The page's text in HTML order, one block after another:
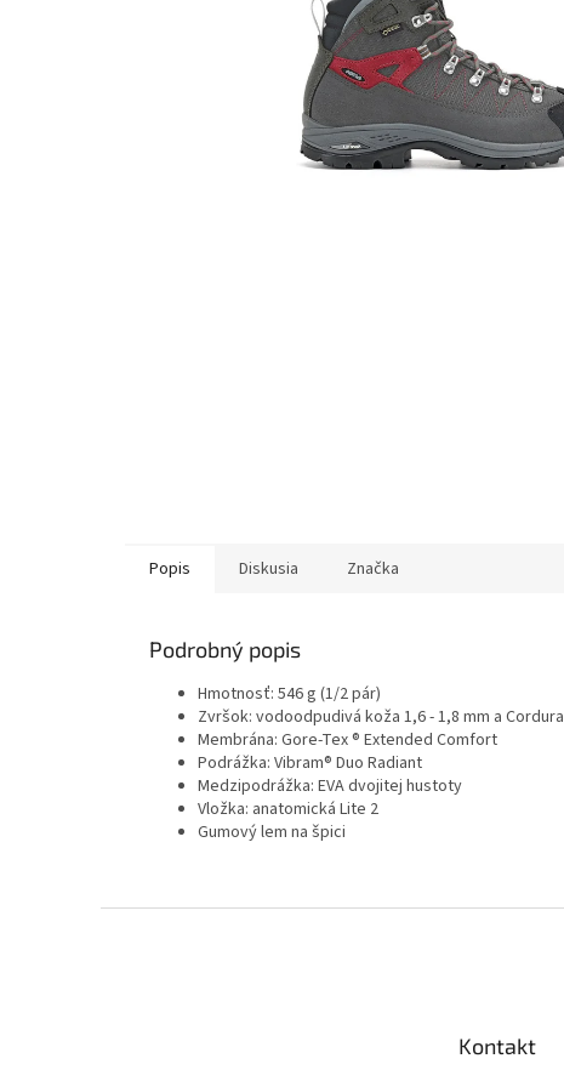
Popis Diskusia Značka
Podrobný popis
Hmotnosť: 546 g (1/2 pár)
Zvršok: vodoodpudivá koža 1,6 - 1,8 mm a Cordura
Membrána: Gore-Tex ® Extended Comfort
Podrážka: Vibram® Duo Radiant
Medzipodrážka: EVA dvojitej hustoty
Vložka: anatomická Lite 2
Gumový lem na špici
Kontakt